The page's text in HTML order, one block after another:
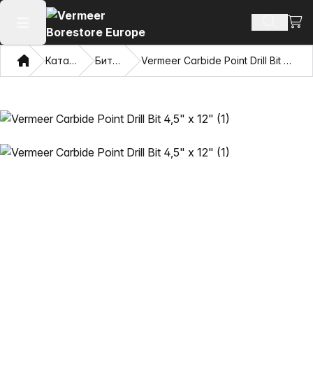
Негізгі мәзірді ашу Іздеу
Үй Каталог Биттер Vermeer Carbide Point Drill Bit 4,5" х 12"